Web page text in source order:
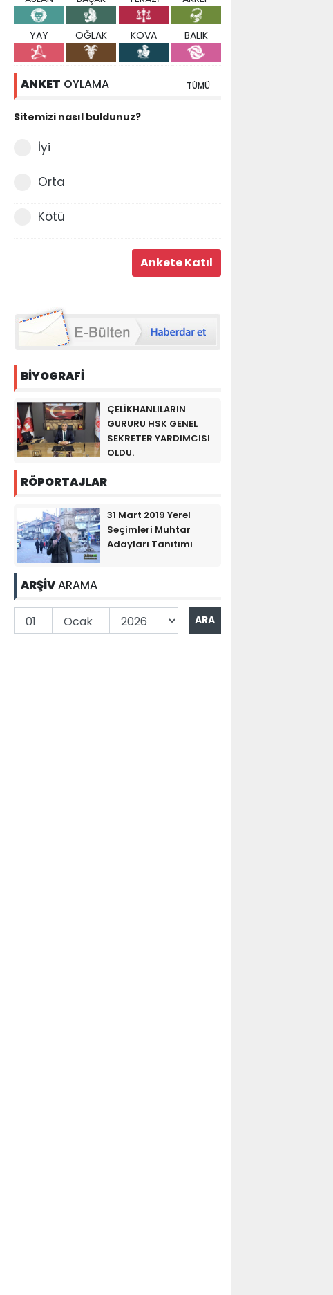
YAY OĞLAK KOVA BALIK
ANKET OYLAMA TÜMÜ
Sitemizi nasıl buldunuz?
İyi
Orta
Kötü
BİYOGRAFİ
ÇELİKHANLILARIN
GURURU HSK GENEL
SEKRETER YARDIMCISI
OLDU.
RÖPORTAJLAR
31 Mart 2019 Yerel
Seçimleri Muhtar
Adayları Tanıtımı
ARŞİVARAMA